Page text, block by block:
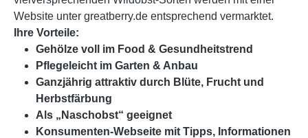
Website unter greatberry.de entsprechend vermarktet.
Ihre Vorteile:
Gehölze voll im Food & Gesundheitstrend
Pflegeleicht im Garten & Anbau
Ganzjährig attraktiv durch Blüte, Frucht und
Herbstfärbung
Als „Naschobst“ geeignet
Konsumenten-Webseite mit Tipps, Informationen